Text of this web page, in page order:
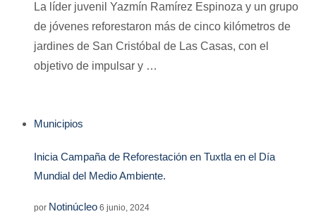
La líder juvenil Yazmín Ramírez Espinoza y un grupo
de jóvenes reforestaron más de cinco kilómetros de
jardines de San Cristóbal de Las Casas, con el
objetivo de impulsar y …
Municipios
Inicia Campaña de Reforestación en Tuxtla en el Día
Mundial del Medio Ambiente.
por Notinúcleo 6 junio, 2024